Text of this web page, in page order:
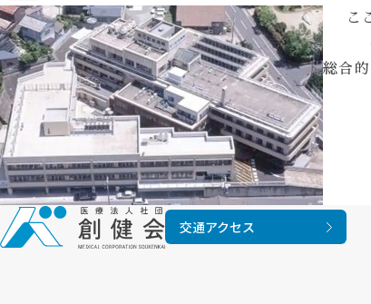
こ
総合
交通アクセス